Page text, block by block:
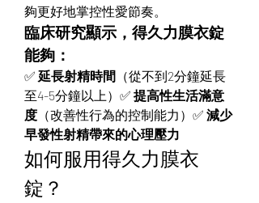
夠更好地掌控性愛節奏。
臨床研究顯示，得久力膜衣錠
能夠：
✅ 延長射精時間 （從不到2分鐘延長
至4-5分鐘以上）✅ 提高性生活滿意
度 （改善性行為的控制能力）✅ 減少
早發性射精帶來的心理壓力
如何服用得久力膜衣
錠？